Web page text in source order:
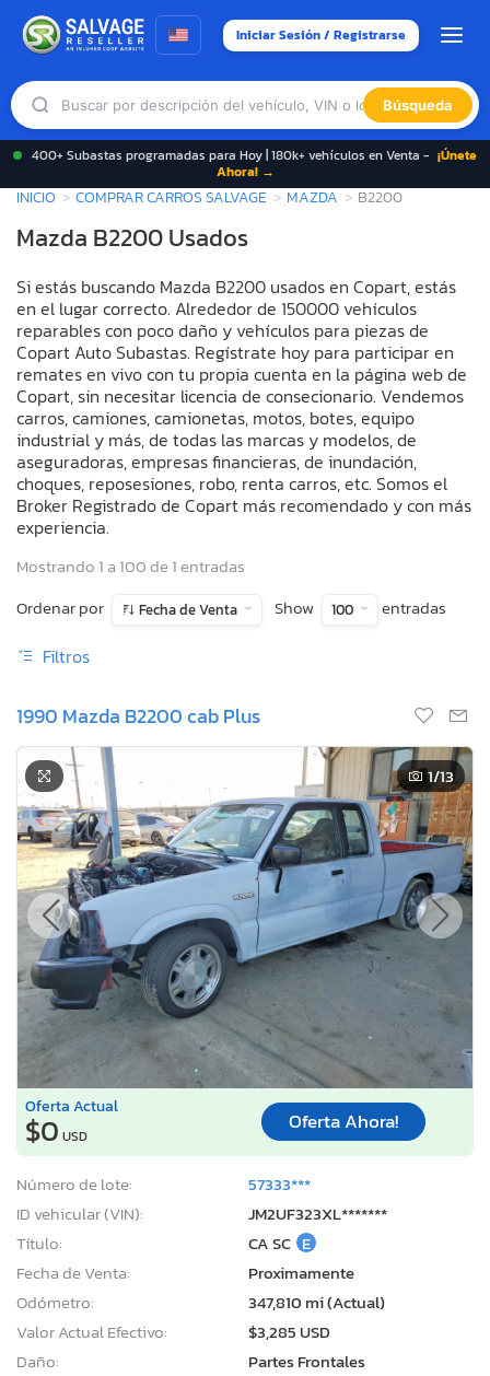
Iniciar Sesión / Registrarse
Búsqueda
400+ Subastas programadas para Hoy | 180k+ vehículos en Venta - ¡Únete
Ahora! →
INICIO COMPRAR CARROS SALVAGE MAZDA B2200
Mazda B2200 Usados
Si estás buscando Mazda B2200 usados en Copart, estás
en el lugar correcto. Alrededor de 150000 vehículos
reparables con poco daño y vehículos para piezas de
Copart Auto Subastas. Regístrate hoy para participar en
remates en vivo con tu propia cuenta en la página web de
Copart, sin necesitar licencia de consecionario. Vendemos
carros, camiones, camionetas, motos, botes, equipo
industrial y más, de todas las marcas y modelos, de
aseguradoras, empresas financieras, de inundación,
choques, reposesiones, robo, renta carros, etc. Somos el
Broker Registrado de Copart más recomendado y con más
experiencia.
Mostrando 1 a 100 de 1 entradas
Ordenar por
Fecha de Venta Show 100 entradas
Filtros
1990 Mazda B2200 cab Plus
1/13
Oferta Actual
$0 USD
Oferta Ahora!
Número de lote:
57333***
ID vehicular (VIN):
JM2UF323XL*******
Título:
CA SC E
Fecha de Venta:
Proximamente
Odómetro:
347,810 mi (Actual)
Valor Actual Efectivo:
$3,285 USD
Daño:
Partes Frontales